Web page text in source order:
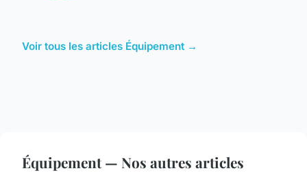
Voir tous les articles Équipement →
Équipement — Nos autres articles